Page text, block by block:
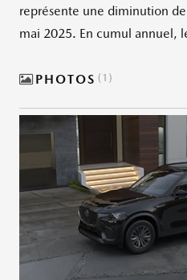
représente une diminution
mai 2025. En cumul annuel,
PHOTOS 1